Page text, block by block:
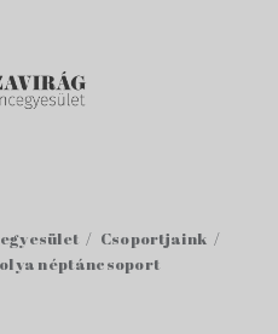
Csoportjaink
néptáncsoport